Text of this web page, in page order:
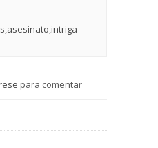
asesinato intriga
para comentar